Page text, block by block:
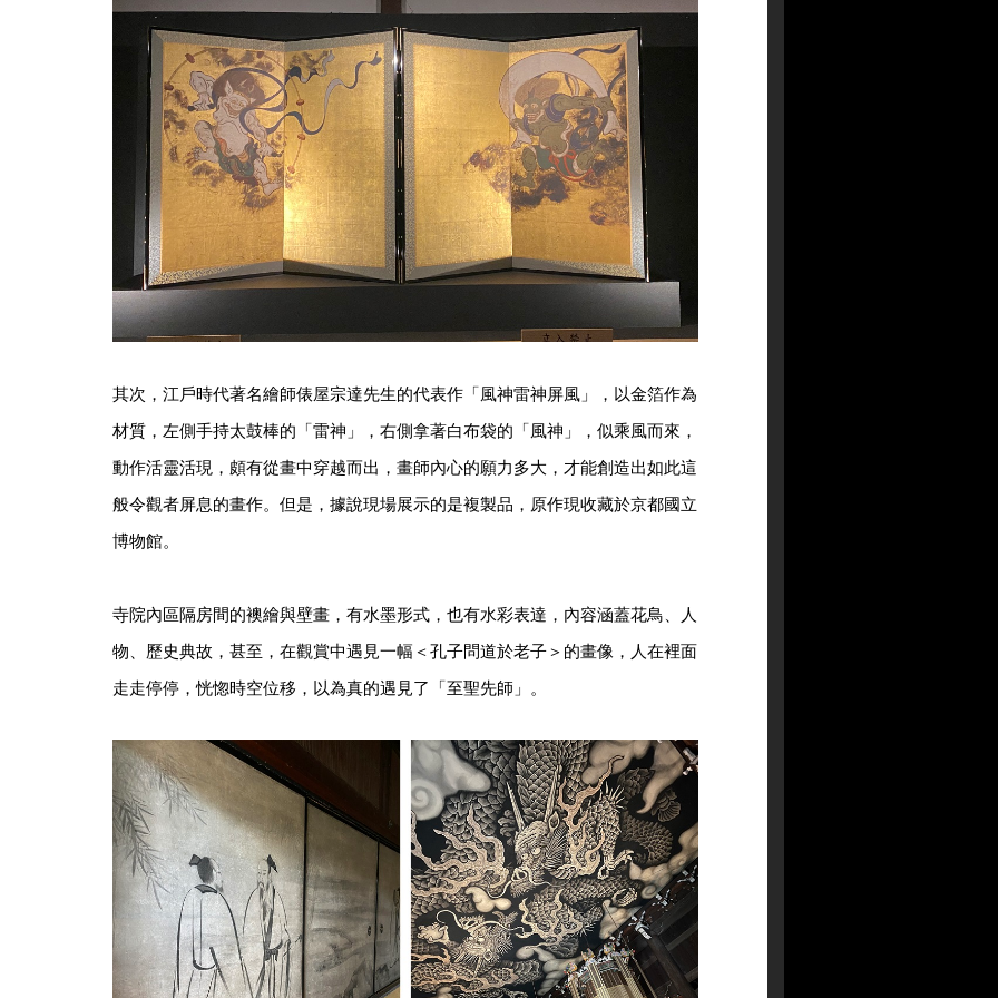
其次，江戶時代著名繪師俵屋宗達先生的代表作「風神雷神屏風」，以金箔作為
材質，左側手持太鼓棒的「雷神」，右側拿著白布袋的「風神」，似乘風而來，
動作活靈活現，頗有從畫中穿越而出，畫師內心的願力多大，才能創造出如此這
般令觀者屏息的畫作。但是，據說現場展示的是複製品，原作現收藏於京都國立
博物館。
寺院內區隔房間的襖繪與壁畫，有水墨形式，也有水彩表達，內容涵蓋花鳥、人
物、歷史典故，甚至，在觀賞中遇見一幅＜孔子問道於老子＞的畫像，人在裡面
走走停停，恍惚時空位移，以為真的遇見了「至聖先師」。